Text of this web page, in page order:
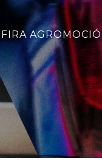
FIRA AGROMOCIÓ